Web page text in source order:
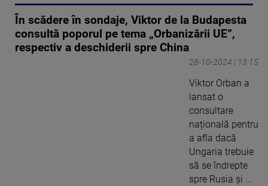
În scădere în sondaje, Viktor de la Budapesta
consultă poporul pe tema „Orbanizării UE”,
respectiv a deschiderii spre China
28-10-2024 | 13:15
Viktor Orban a
lansat o
consultare
națională pentru
a afla dacă
Ungaria trebuie
să se îndrepte
spre Rusia și ...